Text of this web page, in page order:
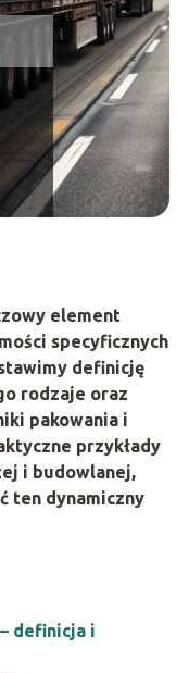
element
specyficznych
definicję
rodzaje oraz
pakowania i
przykłady
i budowlanej,
ten dynamiczny
definicja i